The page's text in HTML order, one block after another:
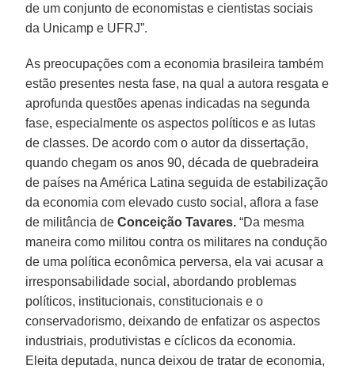
de um conjunto de economistas e cientistas sociais
da Unicamp e UFRJ”.
As preocupações com a economia brasileira também
estão presentes nesta fase, na qual a autora resgata e
aprofunda questões apenas indicadas na segunda
fase, especialmente os aspectos políticos e as lutas
de classes. De acordo com o autor da dissertação,
quando chegam os anos 90, década de quebradeira
de países na América Latina seguida de estabilização
da economia com elevado custo social, aflora a fase
de militância deConceição Tavares. “Da mesma
maneira como militou contra os militares na condução
de uma política econômica perversa, ela vai acusar a
irresponsabilidade social, abordando problemas
políticos, institucionais, constitucionais e o
conservadorismo, deixando de enfatizar os aspectos
industriais, produtivistas e cíclicos da economia.
Eleita deputada, nunca deixou de tratar de economia,